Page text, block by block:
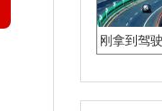
刚拿到驾